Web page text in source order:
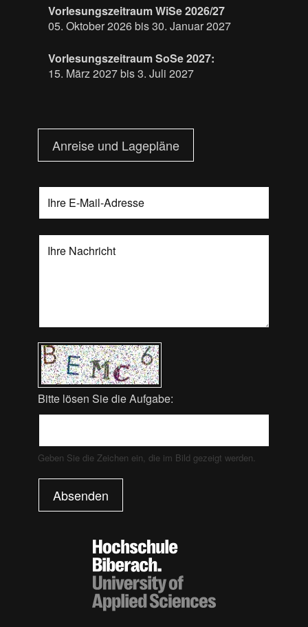
Vorlesungszeitraum WiSe 2026/27
05. Oktober 2026 bis 30. Januar 2027
Vorlesungszeitraum SoSe 2027:
15. März 2027 bis 3. Juli 2027
Anreise und Lagepläne
Bitte lösen Sie die Aufgabe:
Geben Sie die Zeichen ein, die im Bild gezeigt werden.
Absenden